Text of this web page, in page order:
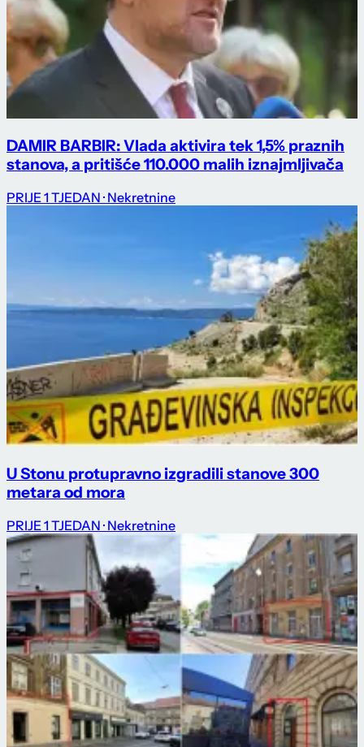
DAMIR BARBIR: Vlada aktivira tek 1,5% praznih
stanova, a pritišće 110.000 malih iznajmljivača
PRIJE 1 TJEDAN · Nekretnine
U Stonu protupravno izgradili stanove 300
metara od mora
PRIJE 1 TJEDAN · Nekretnine